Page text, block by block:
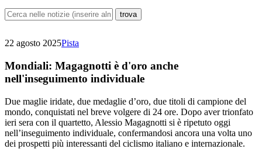
22 agosto 2025Pista
Mondiali: Magagnotti è d'oro anche
nell'inseguimento individuale
Due maglie iridate, due medaglie d’oro, due titoli di campione del
mondo, conquistati nel breve volgere di 24 ore. Dopo aver trionfato
ieri sera con il quartetto, Alessio Magagnotti si è ripetuto oggi
nell’inseguimento individuale, confermandosi ancora una volta uno
dei prospetti più interessanti del ciclismo italiano e internazionale.